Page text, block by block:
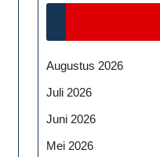
Augustus 2026
Juli 2026
Juni 2026
Mei 2026